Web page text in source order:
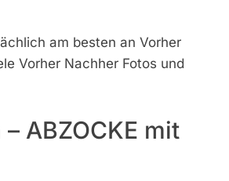
am besten an Vorher
Vorher Nachher Fotos und
ABZOCKE mit